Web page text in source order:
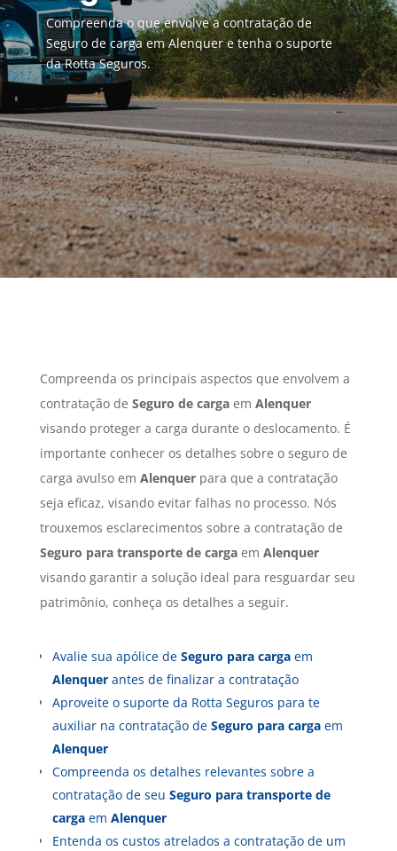
Compreenda o que envolve a contratação de
Seguro de carga em Alenquer e tenha o suporte
da Rotta Seguros.
Compreenda os principais aspectos que envolvem a
contratação de Seguro de cargaem Alenquer
visando proteger a carga durante o deslocamento. É
importante conhecer os detalhes sobre o seguro de
carga avulso em Alenquerpara que a contratação
seja eficaz, visando evitar falhas no processo. Nós
trouxemos esclarecimentos sobre a contratação de
Seguro para transporte de cargaem Alenquer
visando garantir a solução ideal para resguardar seu
patrimônio, conheça os detalhes a seguir.
Avalie sua apólice de Seguro para cargaem
Alenquerantes de finalizar a contratação
Aproveite o suporte da Rotta Seguros para te
auxiliar na contratação de Seguro para cargaem
Alenquer
Compreenda os detalhes relevantes sobre a
contratação de seu Seguro para transporte de
cargaem Alenquer
Entenda os custos atrelados a contratação de um